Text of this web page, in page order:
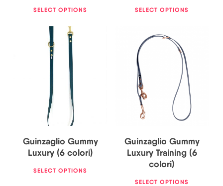
SELECT OPTIONS SELECT OPTIONS
25,00 €
26,50
Guinzaglio Gummy
Luxury (6 colori)
SELECT OPTIONS
€
Guinzaglio Gummy
Luxury Training (6
colori)
SELECT OPTIONS